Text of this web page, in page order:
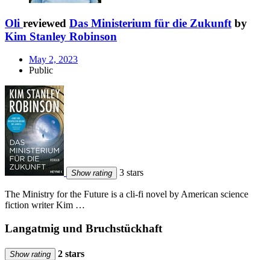
Oli reviewed Das Ministerium für die Zukunft by
Kim Stanley Robinson
May 2, 2023
Public
Show rating 3 stars
The Ministry for the Future is a cli-fi novel by American science
fiction writer Kim …
Langatmig und Bruchstückhaft
Show rating 2 stars